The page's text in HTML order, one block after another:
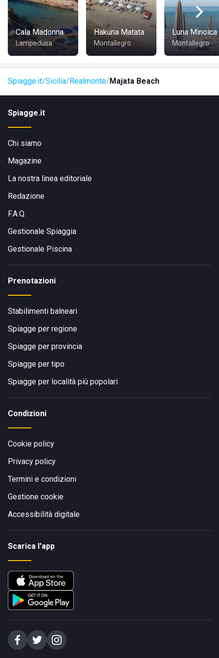
facilmente raggiungibile in auto, e le opzioni di alloggio nei
dintorni, come Villa Maresa Home, offrono un comodo
punto d'appoggio per chi esplora la zona.
Cala Madonna
Lampedusa
Hakuna Matata
Montallegro
Luna Minoica
Montallegro
Spiagge.it Sicilia Realmonte Majata Beach
Spiagge.it
Chi siamo
Magazine
La nostra linea editoriale
Redazione
F.A.Q.
Gestionale Spiaggia
Gestionale Piscina
Prenotazioni
Stabilimenti balneari
Spiagge per regione
Spiagge per provincia
Spiagge per tipo
Spiagge per località più popolari
Condizioni
Cookie policy
Privacy policy
Termini e condizioni
Gestione cookie
Accessibilità digitale
Scarica l'app